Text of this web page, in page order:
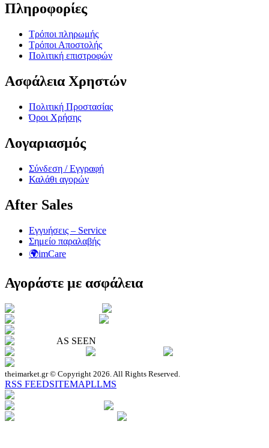
Πληροφορίες
Τρόποι πληρωμής
Τρόποι Αποστολής
Πολιτική επιστροφών
Ασφάλεια Χρηστών
Πολιτική Προστασίας
Όροι Χρήσης
Λογαριασμός
Σύνδεση / Εγγραφή
Καλάθι αγορών
After Sales
Εγγυήσεις – Service
Σημείο παραλαβής
🌍imCare
Αγοράστε με ασφάλεια
AS SEEN
theimarket.gr © Copyright 2026. All Rights Reserved.
RSS FEEDSITEMAPLLMS